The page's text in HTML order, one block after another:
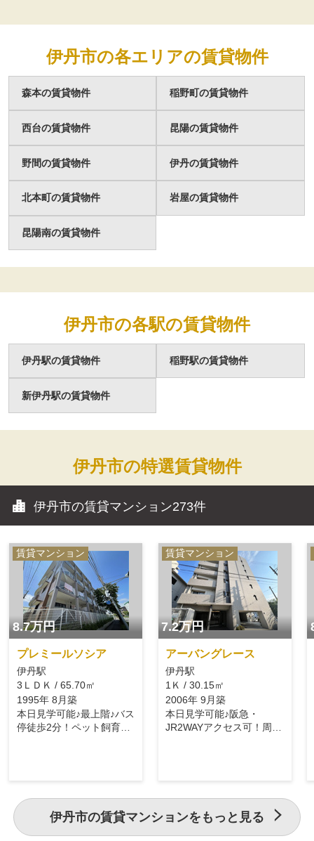
伊丹市の各エリアの賃貸物件
森本の賃貸物件 稲野町の賃貸物件
西台の賃貸物件 昆陽の賃貸物件
野間の賃貸物件 伊丹の賃貸物件
北本町の賃貸物件 岩屋の賃貸物件
昆陽南の賃貸物件
伊丹市の各駅の賃貸物件
伊丹駅の賃貸物件 稲野駅の賃貸物件
新伊丹駅の賃貸物件
伊丹市の特選賃貸物件
伊丹市の賃貸マンション273件
賃貸マンション
8.7万円
プレミールソシア
伊丹駅
3ＬＤＫ / 65.70㎡
1995年 8月築
本日見学可能♪最上階♪バス
停徒歩2分！ペット飼育相
賃貸マンション
7.2万円
アーバングレース
伊丹駅
1Ｋ / 30.15㎡
2006年 9月築
本日見学可能♪阪急・
JR2WAYアクセス可！周辺
伊丹市の賃貸マンションをもっと見る